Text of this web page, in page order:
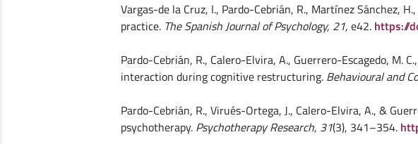
Vargas-de la Cruz, I., Pardo-Cebrián, R., Martínez Sánchez,
practice. The Spanish Journal of Psychology, 21, e42. https://
Pardo-Cebrián, R., Calero-Elvira, A., Guerrero-Escagedo, M.
interaction during cognitive restructuring. Behavioural and
Pardo-Cebrián, R., Virués-Ortega, J., Calero-Elvira, A., &
psychotherapy. Psychotherapy Research, 31(3), 341–354.